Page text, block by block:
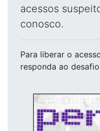
acessos
conosco.
Para liberar o
responda ao